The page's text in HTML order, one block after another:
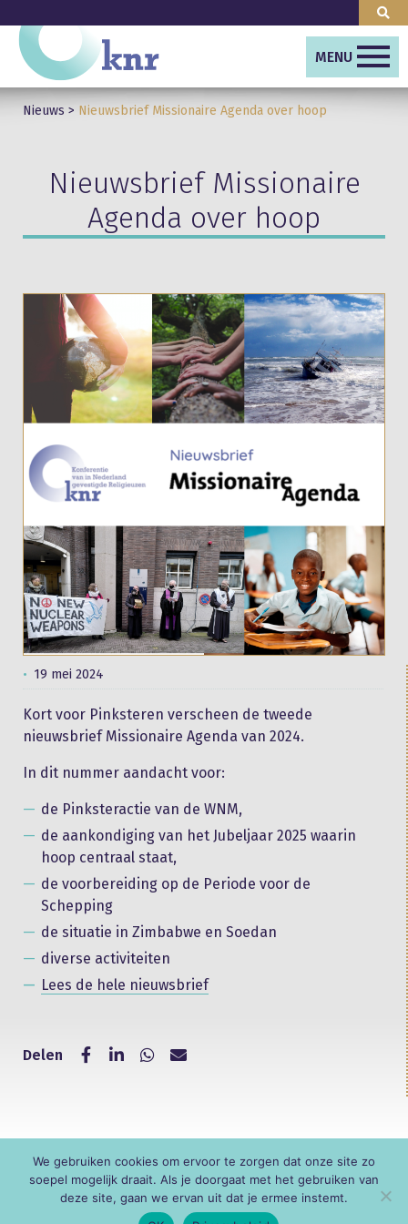
MENU
Nieuws > Nieuwsbrief Missionaire Agenda over hoop
Nieuwsbrief Missionaire
Agenda over hoop
19 mei 2024
Kort voor Pinksteren verscheen de tweede
nieuwsbrief Missionaire Agenda van 2024.
In dit nummer aandacht voor:
de Pinksteractie van de WNM,
de aankondiging van het Jubeljaar 2025 waarin
hoop centraal staat,
de voorbereiding op de Periode voor de
Schepping
de situatie in Zimbabwe en Soedan
diverse activiteiten
Lees de hele nieuwsbrief
Delen
© KNR
We gebruiken cookies om ervoor te zorgen dat onze site zo
soepel mogelijk draait. Als je doorgaat met het gebruiken van
deze site, gaan we ervan uit dat je ermee instemt.